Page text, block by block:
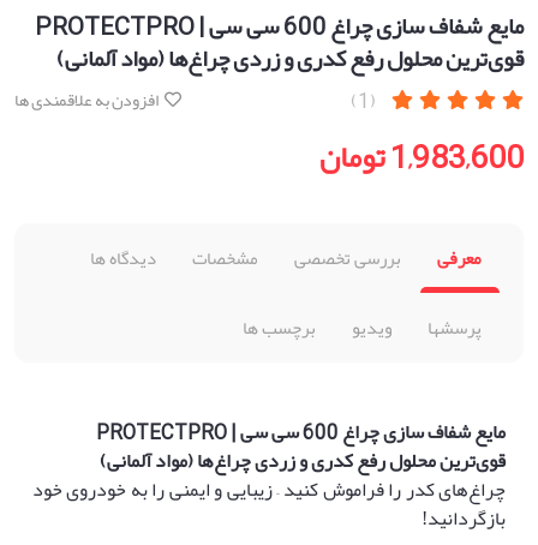
مایع شفاف سازی چراغ 600 سی سی | PROTECTPRO
قوی‌ترین محلول رفع کدری و زردی چراغ‌ها (مواد آلمانی)
(1) افزودن به علاقمندی ها
1,983,600 تومان
معرفی بررسی تخصصی مشخصات
دیدگاه ها
پرسشها
ویدیو برچسب ها
مایع شفاف سازی چراغ 600 سی سی | PROTECTPRO
قوی‌ترین محلول رفع کدری و زردی چراغ‌ها (مواد آلمانی)
چراغ‌های کدر را فراموش کنید – زیبایی و ایمنی را به خودروی خود
بازگردانید!